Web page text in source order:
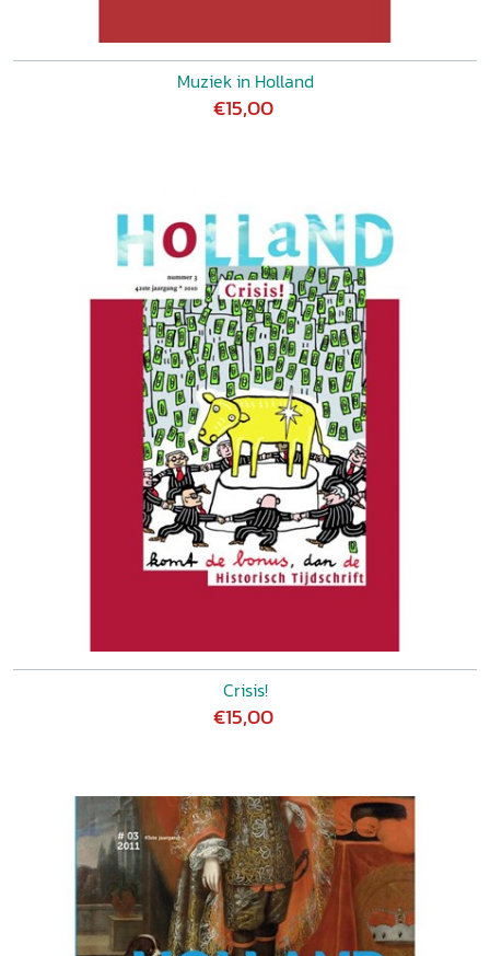
Muziek in Holland
€15,00
Crisis!
€15,00